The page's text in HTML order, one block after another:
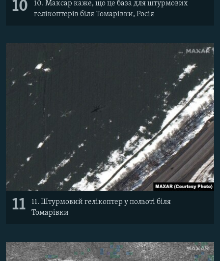
10
10. Максар каже, що це база для штурмових
гелікоптерів біля Томарівки, Росія
11
11. Штурмовий гелікоптер у польоті біля
Томарівки